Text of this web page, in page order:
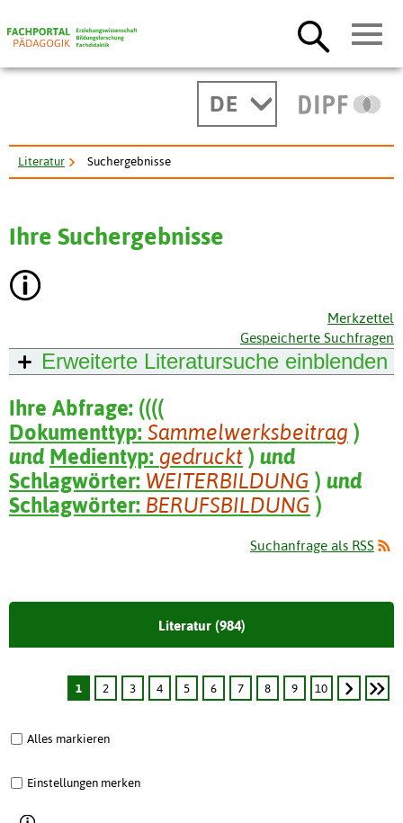
DE
Literatur Suchergebnisse
Ihre Suchergebnisse
Merkzettel
Gespeicherte Suchfragen
Erweiterte Literatursuche einblenden
Ihre Abfrage: ((((
Dokumenttyp: Sammelwerksbeitrag )
und Medientyp: gedruckt ) und
Schlagwörter: WEITERBILDUNG ) und
Schlagwörter: BERUFSBILDUNG )
Suchanfrage als RSS
Literatur (984)
1 2 3 4 5 6 7 8 9 10
Alles markieren
Einstellungen merken